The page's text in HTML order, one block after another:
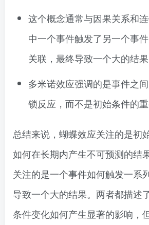
这个概念通常与因果关系和
中一个事件触发了另一个事
关联，最终导致一个大的结果
多米诺效应强调的是事件之
锁反应，而不是初始条件的重
总结来说，蝴蝶效应关注的是初
如何在长期内产生不可预测的结
关注的是一个事件如何触发一系
导致一个大的结果。两者都描述
条件变化如何产生显著的影响，